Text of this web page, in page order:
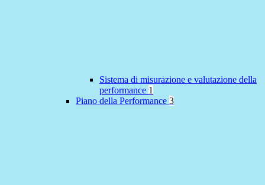
Sistema di misurazione e valutazione della
performance 1
Piano della Performance 3